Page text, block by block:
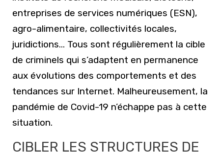
entreprises de services numériques (ESN),
agro-alimentaire, collectivités locales,
juridictions… Tous sont régulièrement la cible
de criminels qui s’adaptent en permanence
aux évolutions des comportements et des
tendances sur Internet. Malheureusement, la
pandémie de Covid-19 n’échappe pas à cette
situation.
CIBLER LES STRUCTURES DE